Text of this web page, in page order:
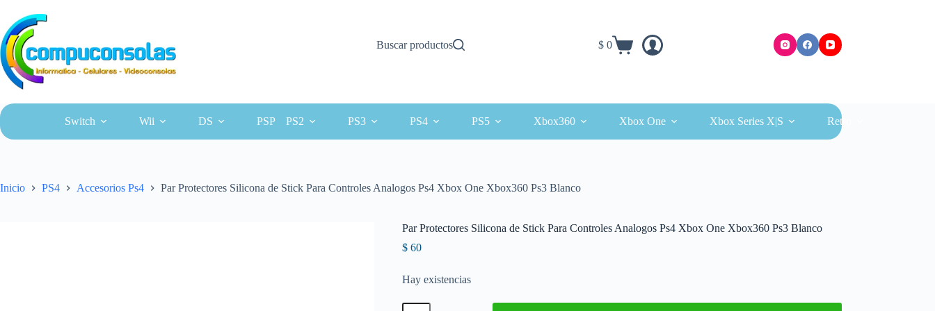
contenido
Buscar productos
Carro
$ 0
Switch Wii DS PSP PS2 PS3 PS4 PS5 Xbox360 Xbox One Xbox Series X|S Retro
Inicio PS4 Accesorios Ps4 Par Protectores Silicona de Stick Para Controles Analogos Ps4 Xbox One Xbox360 Ps3 Blanco
Par Protectores Silicona de Stick Para Controles Analogos Ps4 Xbox One Xbox360 Ps3 Blanco
$ 60
Hay existencias
Par